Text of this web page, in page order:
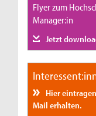
Flyer zum
Manager:in
Jetzt
Hier
Mail erhalten.